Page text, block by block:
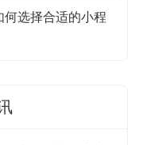
何选择合适的小程